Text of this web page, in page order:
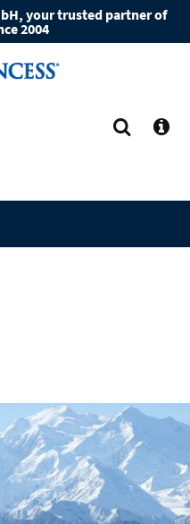
your trusted partner of
2004